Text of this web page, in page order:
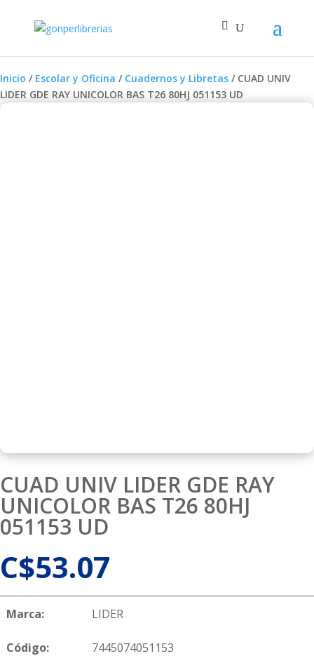
Inicio / Escolar y Oficina / Cuadernos y Libretas / CUAD UNIV
LIDER GDE RAY UNICOLOR BAS T26 80HJ 051153 UD
CUAD UNIV LIDER GDE RAY
UNICOLOR BAS T26 80HJ
051153 UD
C$53.07
Marca: LIDER
Código: 7445074051153